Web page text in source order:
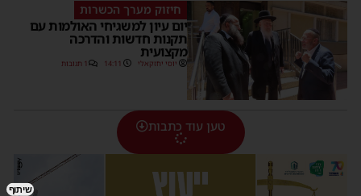
חיזוק מערך הכשרות
יום עיון למשגיחי האולמות עם
תקנות חדשות והדרכה
מקצועית
יוסי יחזקאלי 14:11 1 תגובות
טען עוד כתבות
שיתוף